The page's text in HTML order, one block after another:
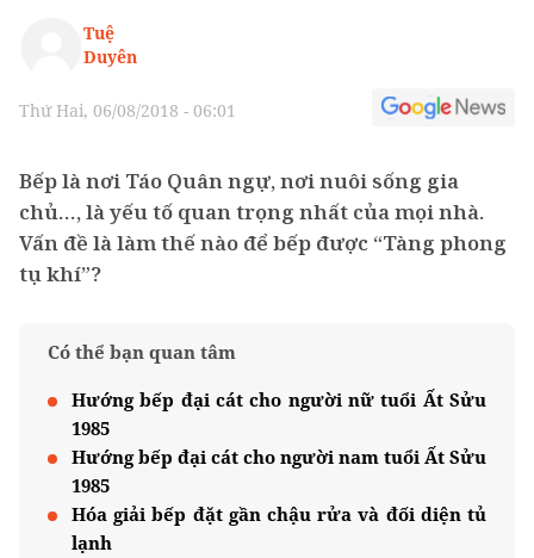
Tuệ
Duyên
Thứ Hai, 06/08/2018 - 06:01
Bếp là nơi Táo Quân ngự, nơi nuôi sống gia
chủ…, là yếu tố quan trọng nhất của mọi nhà.
Vấn đề là làm thế nào để bếp được “Tàng phong
tụ khí”?
Có thể bạn quan tâm
Hướng bếp đại cát cho người nữ tuổi Ất Sửu
1985
Hướng bếp đại cát cho người nam tuổi Ất Sửu
1985
Hóa giải bếp đặt gần chậu rửa và đối diện tủ
lạnh